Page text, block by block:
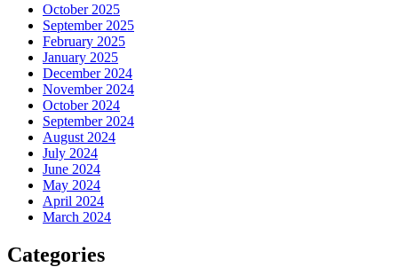
October 2025
September 2025
February 2025
January 2025
December 2024
November 2024
October 2024
September 2024
August 2024
July 2024
June 2024
May 2024
April 2024
March 2024
Categories